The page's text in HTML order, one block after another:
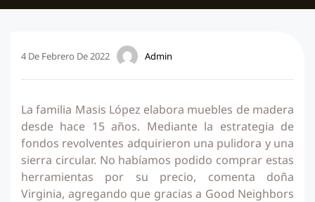
4 De Febrero De 2022 Admin
La familia Masis López elabora muebles de madera
desde hace 15 años. Mediante la estrategia de
fondos revolventes adquirieron una pulidora y una
sierra circular. No habíamos podido comprar estas
herramientas por su precio, comenta doña
Virginia, agregando que gracias a Good Neighbors